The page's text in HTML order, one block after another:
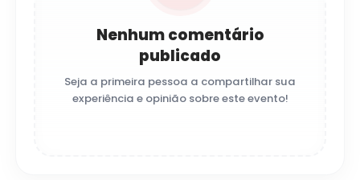
Nenhum comentário
publicado
Seja a primeira pessoa a compartilhar sua
experiência e opinião sobre este evento!